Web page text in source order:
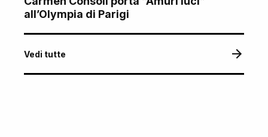
all’Olympia di Parigi
Vedi tutte